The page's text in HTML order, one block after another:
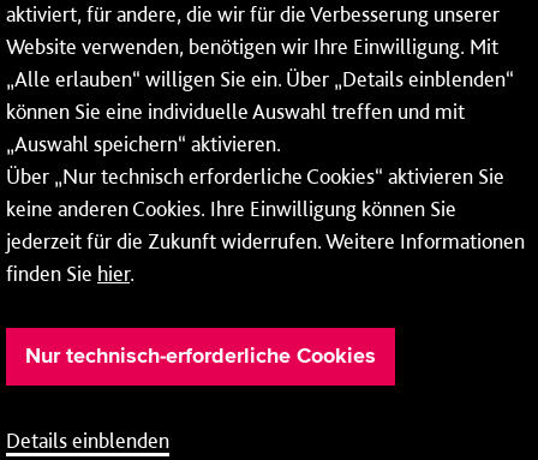
* Montags bis freitags bis 7 und ab 18 Uhr sowie an
Wochenenden und Feiertagen ganztags werden Ihre
Anrufe je nach Themenauswahl an ein Callcenter des
RMV oder von nextbike weitergeleitet. Dort erhalten Sie
ausschließlich Auskünfte zum Fahrplan bzw. zu
meinRad.
aktiviert, für andere, die wir für die Verbesserung unserer
Website verwenden, benötigen wir Ihre Einwilligung. Mit
„Alle erlauben“ willigen Sie ein. Über „Details einblenden“
können Sie eine individuelle Auswahl treffen und mit
„Auswahl speichern“ aktivieren.
Über „Nur technisch erforderliche Cookies“ aktivieren Sie
keine anderen Cookies. Ihre Einwilligung können Sie
jederzeit für die Zukunft widerrufen. Weitere Informationen
finden Sie hier.
Nur technisch-erforderliche Cookies
Details einblenden